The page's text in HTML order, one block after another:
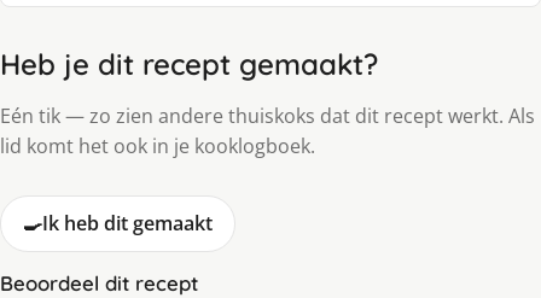
Heb je dit recept gemaakt?
Eén tik — zo zien andere thuiskoks dat dit recept werkt. Als
lid komt het ook in je kooklogboek.
🍳Ik heb dit gemaakt
Beoordeel dit recept